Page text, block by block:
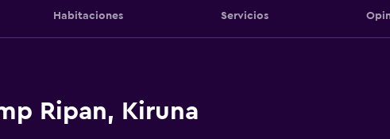
Habitaciones Servicios
Ripan, Kiruna